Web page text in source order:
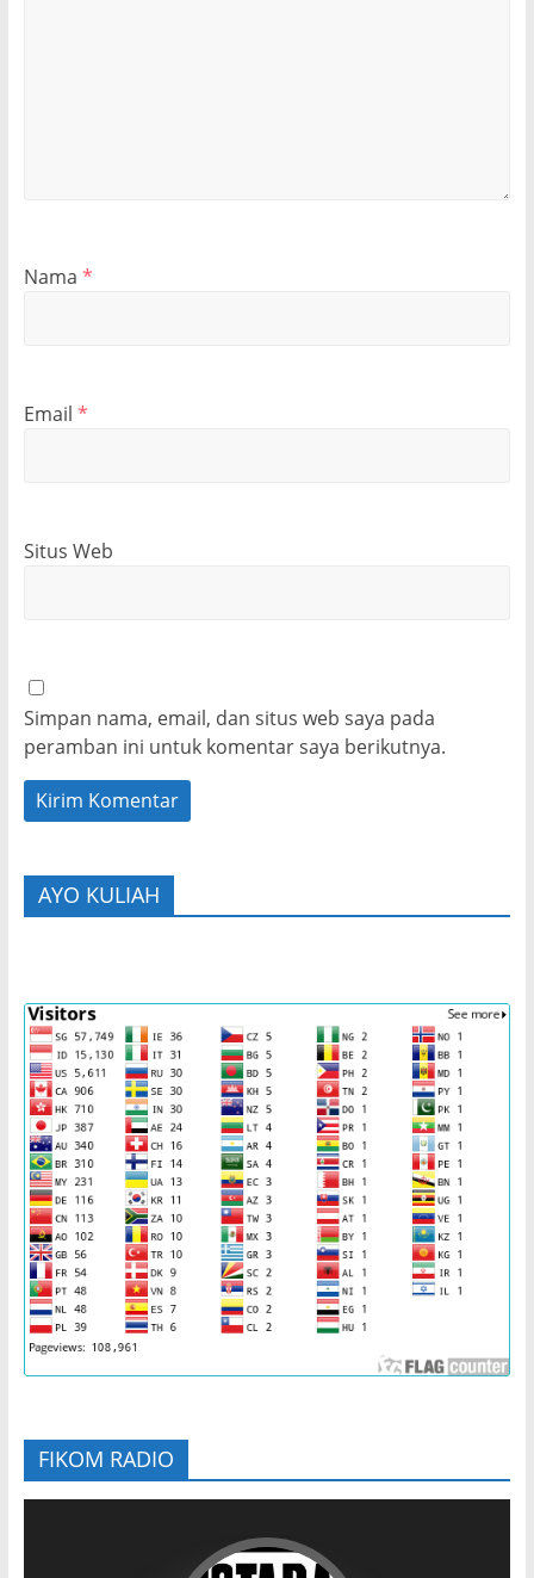
Nama *
Email *
Situs Web
Simpan nama, email, dan situs web saya pada
peramban ini untuk komentar saya berikutnya.
AYO KULIAH
FIKOM RADIO